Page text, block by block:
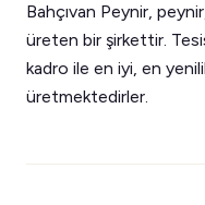
Bahçıvan Peynir,
üreten bir şirkettir.
kadro ile en iyi, en
üretmektedirler.